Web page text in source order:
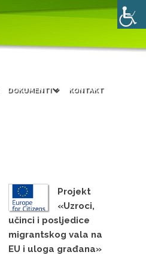
DOKUMENTI KONTAKT
Projekt
«Uzroci,
učinci i posljedice
migrantskog vala na
EU i uloga građana»